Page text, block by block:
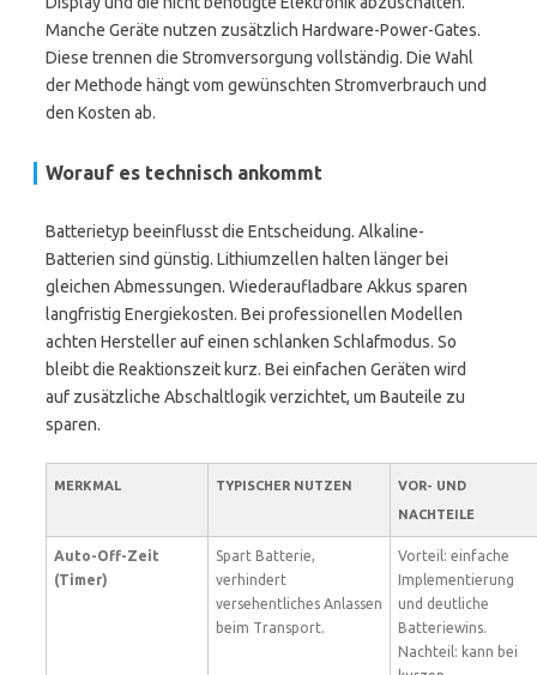
Manche Geräte nutzen zusätzlich Hardware-Power-Gates.
Diese trennen die Stromversorgung vollständig. Die Wahl
der Methode hängt vom gewünschten Stromverbrauch und
den Kosten ab.
Worauf es technisch ankommt
Batterietyp beeinflusst die Entscheidung. Alkaline-
Batterien sind günstig. Lithiumzellen halten länger bei
gleichen Abmessungen. Wiederaufladbare Akkus sparen
langfristig Energiekosten. Bei professionellen Modellen
achten Hersteller auf einen schlanken Schlafmodus. So
bleibt die Reaktionszeit kurz. Bei einfachen Geräten wird
auf zusätzliche Abschaltlogik verzichtet, um Bauteile zu
sparen.
MERKMAL TYPISCHER NUTZEN
VOR- UND
NACHTEILE
Auto-Off-Zeit
(Timer)
Spart Batterie,
verhindert
versehentliches Anlassen
beim Transport.
Vorteil: einfache
Implementierung
und deutliche
Batteriewins.
Nachteil: kann bei